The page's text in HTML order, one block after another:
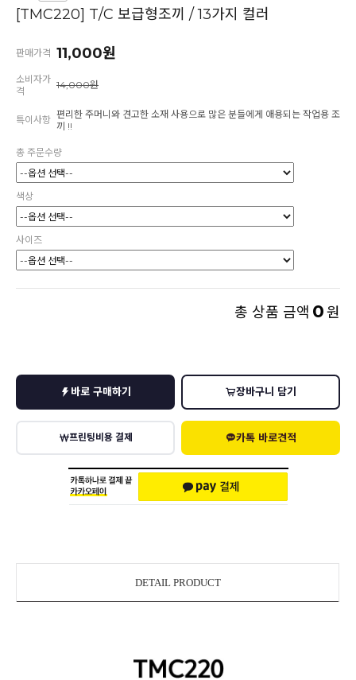
[TMC220] T/C 보급형조끼 / 13가지 컬러
판매가격 11,000원
소비자가
격
14,000원
특이사항 편리한 주머니와 견고한 소재 사용으로 많은 분들에게 애용되는 작업용 조
끼 !!
총 주문수량
색상
사이즈
총 상품 금액 0원
바로 구매하기 장바구니 담기
프린팅비용 결제 카톡 바로견적
DETAIL PRODUCT